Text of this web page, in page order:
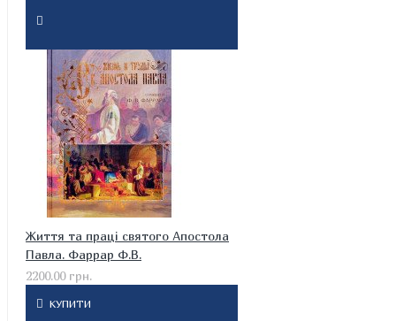
Життя та праці святого Апостола
Павла. Фаррар Ф.В.
2200.00 грн.
КУПИТИ